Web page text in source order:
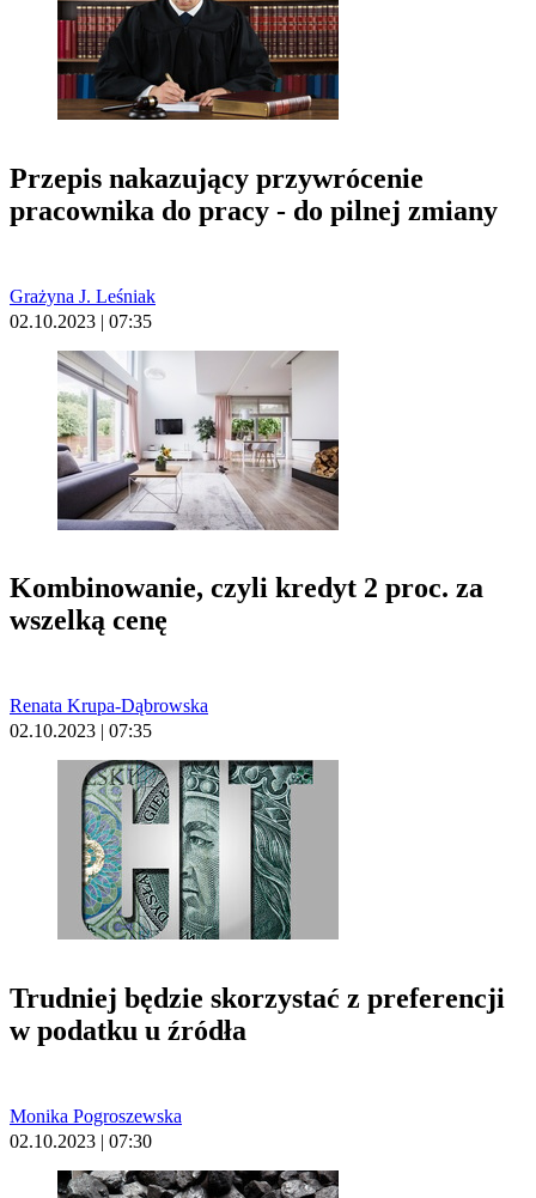
Przepis nakazujący przywrócenie
pracownika do pracy - do pilnej zmiany
Grażyna J. Leśniak
02.10.2023 | 07:35
Kombinowanie, czyli kredyt 2 proc. za
wszelką cenę
Renata Krupa-Dąbrowska
02.10.2023 | 07:35
Trudniej będzie skorzystać z preferencji
w podatku u źródła
Monika Pogroszewska
02.10.2023 | 07:30